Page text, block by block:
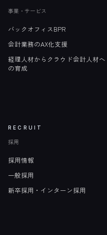
事業・サービス
バックオフィスBPR
会計業務のAX化支援
経理人材からクラウド会計人材へ
の育成
RECRUIT
採用
採用情報
一般採用
新卒採用・インターン採用